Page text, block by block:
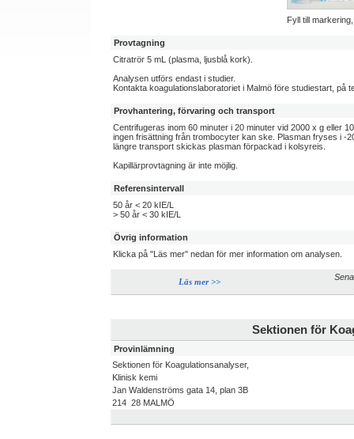
Fyll till
Provtagning
Citratrör 5 mL (plasma, ljusblå kork).
Analysen utförs endast i studier.
Kontakta koagulationslaboratoriet i Malmö före studiestart, på
Provhantering, förvaring och transport
Centrifugeras inom 60 minuter i 20 minuter vid 2000 x g eller
ingen frisättning från trombocyter kan ske. Plasman fryses i -
längre transport skickas plasman förpackad i kolsyreis.
Kapillärprovtagning är inte möjlig.
Referensintervall
50 år < 20 kIE/L
> 50 år < 30 kIE/L
Övrig information
Klicka på "Läs mer" nedan för mer information om analysen.
Läs mer >>
Sektionen för
Provinlämning
Sektionen för Koagulationsanalyser,
Klinisk kemi
Jan Waldenströms gata 14, plan 3B
214 28 MALMÖ